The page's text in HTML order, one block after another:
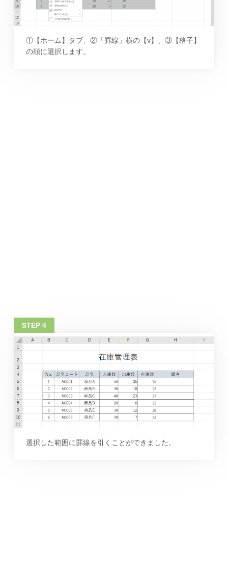
①【ホーム】タブ、②「罫線」横の【v】、③【格子】
の順に選択します。
選択した範囲に罫線を引くことができました。